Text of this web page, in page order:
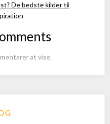
De bedste kilder til
at vise.